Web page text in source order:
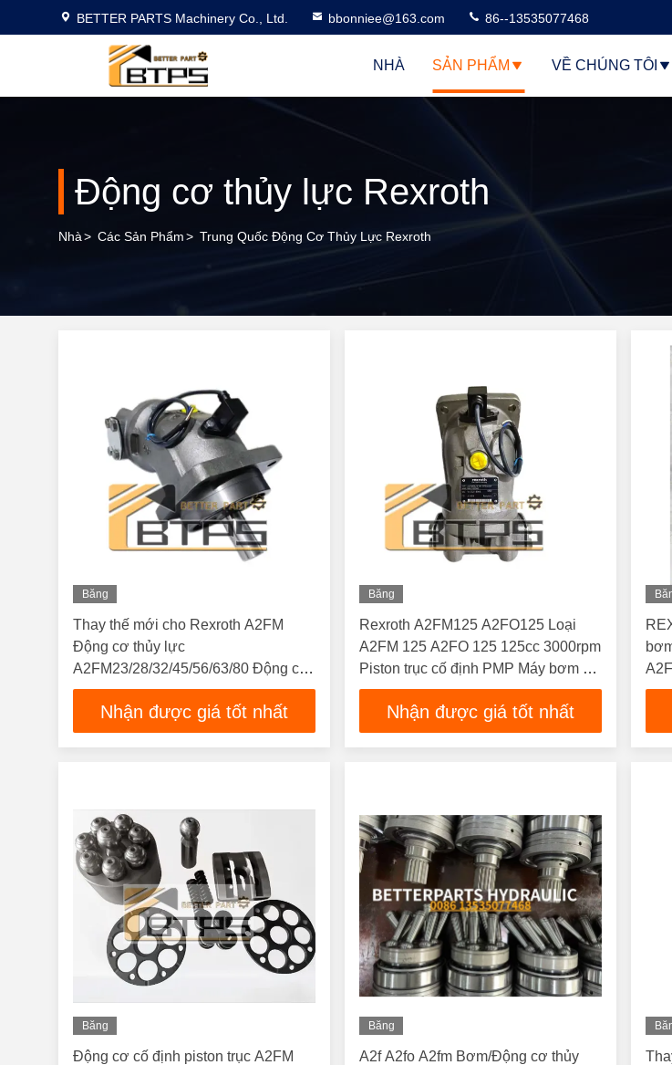
BETTER PARTS Machinery Co., Ltd. bbonniee@163.com 86--13535077468
NHÀ SẢN PHẨM VỀ CHÚNG TÔI
Động cơ thủy lực Rexroth
Nhà> Các Sản Phẩm> Trung Quốc Động Cơ Thủy Lực Rexroth
Băng
Thay thế mới cho Rexroth A2FM
Động cơ thủy lực
A2FM23/28/32/45/56/63/80 Động cơ
cố định cho máy móc nông nghiệp
Nhận được giá tốt nhất
Băng
Rexroth A2FM125 A2FO125 Loại
A2FM 125 A2FO 125 125cc 3000rpm
Piston trục cố định PMP Máy bơm và
động cơ thủy lực
Nhận được giá tốt nhất
Băng
Động cơ cố định piston trục A2FM
Băng
A2f A2fo A2fm Bơm/Động cơ thủy